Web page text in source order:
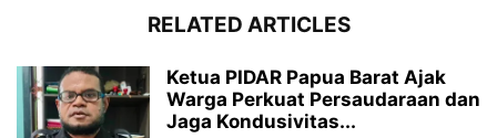
RELATED ARTICLES
Ketua PIDAR Papua Barat Ajak
Warga Perkuat Persaudaraan dan
Jaga Kondusivitas...